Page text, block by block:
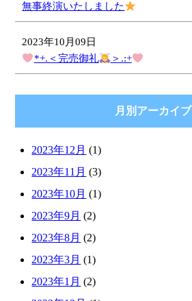
無事終演いたしました
2023年10月09日
*+.＜完売御礼
＞.:+
月別アーカイブ
2023年12月 (1)
2023年11月 (3)
2023年10月 (1)
2023年9月 (2)
2023年8月 (2)
2023年3月 (1)
2023年1月 (2)